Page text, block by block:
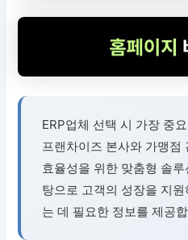
ERP업체 선택 시 가장 중
프랜차이즈 본사와 가맹점
효율성을 위한 맞춤형 솔
탕으로 고객의 성장을 지
는 데 필요한 정보를 제공